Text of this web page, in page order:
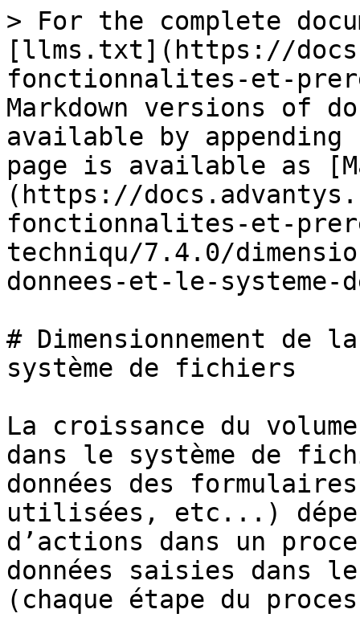
> For the complete
[llms.txt](https://
fonctionnalites-et-
Markdown versions of
available by
page is available as
(https://
fonctionnalites-et-
techniqu/7.4.0/
donnees-et-le-
# Dimensionnement de
système de fichiers
La croissance du
dans le système de
données des
utilisées, etc...)
d’actions dans un
données saisies dans
(chaque étape du